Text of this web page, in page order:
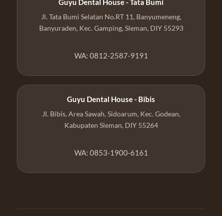
Guyu Dental House - Tata Bumi
Jl. Tata Bumi Selatan No.RT 11, Banyumeneng,
Banyuraden, Kec. Gamping, Sleman, DIY 55293
WA: 0812-2587-9191
Guyu Dental House - Bibis
Jl. Bibis, Area Sawah, Sidoarum, Kec. Godean,
Kabupaten Sleman, DIY 55264
WA: 0853-1900-6161